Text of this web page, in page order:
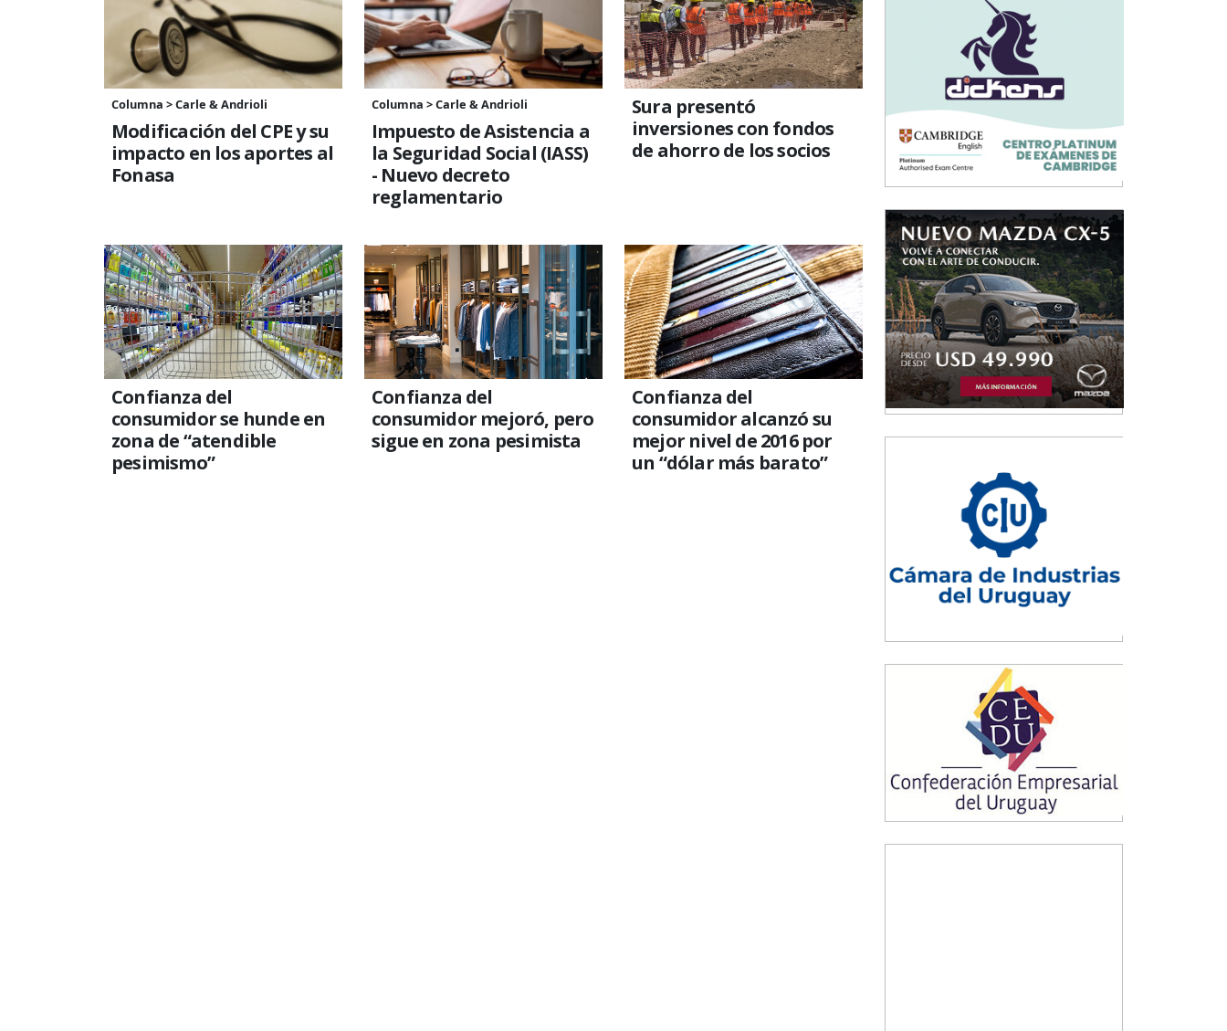
Columna > Carle & Andrioli
Modificación del CPE y su
impacto en los aportes al
Fonasa
Columna > Carle & Andrioli
Impuesto de Asistencia a
la Seguridad Social (IASS)
- Nuevo decreto
reglamentario
Sura presentó
inversiones con fondos
de ahorro de los socios
Confianza del
consumidor se hunde en
zona de “atendible
pesimismo”
Confianza del
consumidor mejoró, pero
sigue en zona pesimista
Confianza del
consumidor alcanzó su
mejor nivel de 2016 por
un “dólar más barato”